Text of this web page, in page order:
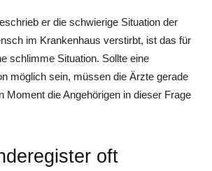
er die schwierige Situation der
im Krankenhaus verstirbt, ist das für
schlimme Situation. Sollte eine
möglich sein, müssen die Ärzte gerade
Moment die Angehörigen in dieser Frage
oft